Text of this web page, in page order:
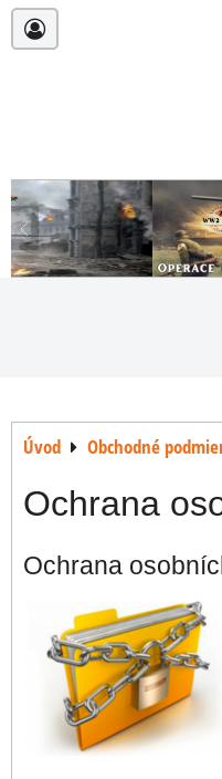
Úvod Obchodné
Ochrana
Ochrana